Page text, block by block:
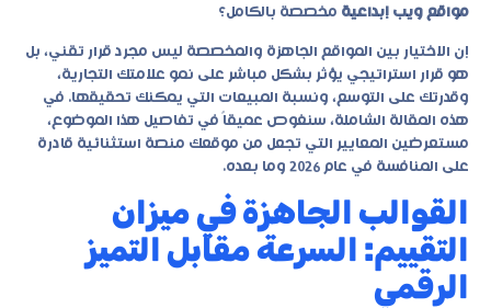
مواقع ويب إبداعية مخصصة بالكامل؟
إن الاختيار بين المواقع الجاهزة والمخصصة ليس مجرد قرار تقني، بل
هو قرار استراتيجي يؤثر بشكل مباشر على نمو علامتك التجارية،
وقدرتك على التوسع، ونسبة المبيعات التي يمكنك تحقيقها. في
هذه المقالة الشاملة، سنغوص عميقاً في تفاصيل هذا الموضوع،
مستعرضين المعايير التي تجعل من موقعك منصة استثنائية قادرة
على المنافسة في عام 2026 وما بعده.
القوالب الجاهزة في ميزان
التقييم: السرعة مقابل التميز
الرقمي